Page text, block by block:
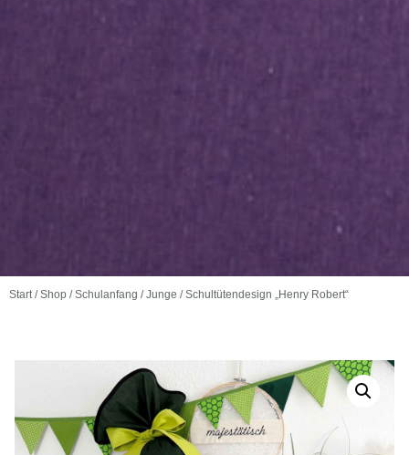
Start /Shop /Schulanfang /Junge / Schultütendesign „Henry Robert“